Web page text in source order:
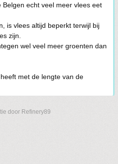
echt veel meer vlees eet
is vlees altijd beperkt terwijl bij
zijn.
wel veel meer groenten dan
met de lengte van de
door Refinery89